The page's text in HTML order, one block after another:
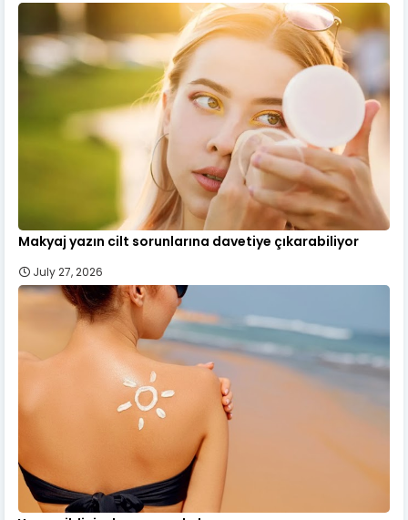
Makyaj yazın cilt sorunlarına davetiye çıkarabiliyor
July 27, 2026